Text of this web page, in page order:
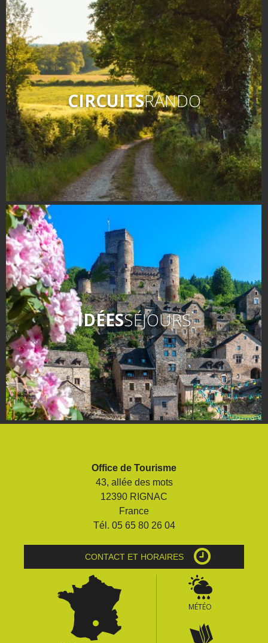
CIRCUITSRANDO
IDÉESSÉJOURS
Office de Tourisme
43, allée des mots
12390 RIGNAC
France
Tél. 05 65 80 26 04
CONTACT ET HORAIRES
MÉTÉO